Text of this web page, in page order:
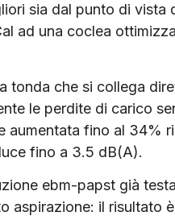
sia dal punto di vista
ad una coclea
tonda che si collega
le perdite di carico
aumentata fino al
fino a 3.5 dB(A).
ebm-papst già
aspirazione: il risultato